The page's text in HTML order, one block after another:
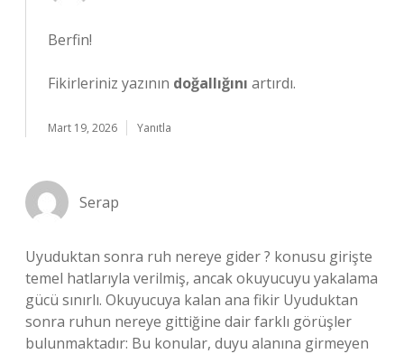
Berfin!
Fikirleriniz yazının doğallığını artırdı.
Mart 19, 2026 Yanıtla
Serap
Uyuduktan sonra ruh nereye gider ? konusu girişte
temel hatlarıyla verilmiş, ancak okuyucuyu yakalama
gücü sınırlı. Okuyucuya kalan ana fikir Uyuduktan
sonra ruhun nereye gittiğine dair farklı görüşler
bulunmaktadır: Bu konular, duyu alanına girmeyen